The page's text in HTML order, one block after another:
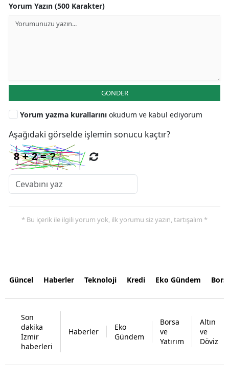
Yorum Yazın (500 Karakter)
GÖNDER
Yorum yazma kurallarını okudum ve kabul ediyorum
Aşağıdaki görselde işlemin sonucu kaçtır?
* Bu içerik ile ilgili yorum yok, ilk yorumu siz yazın, tartışalım *
Güncel Haberler Teknoloji Kredi Eko Gündem
Son
dakika
İzmir
haberleri
Haberler
Eko
Gündem
Borsa
ve
Yatırım
Altın
ve
Döviz